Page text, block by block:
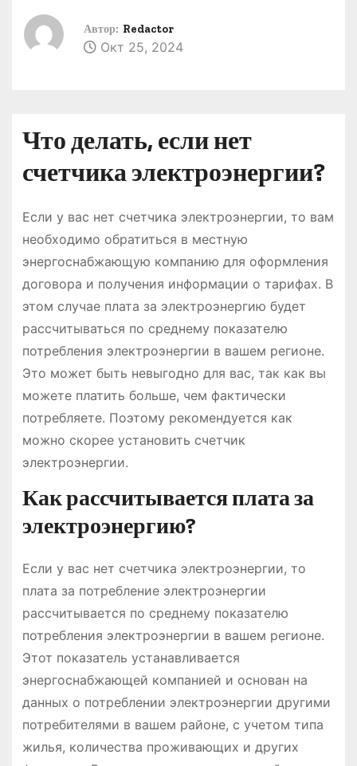
Автор: Redactor
Окт 25, 2024
Что делать, если нет
счетчика электроэнергии?
Если у вас нет счетчика электроэнергии, то вам
необходимо обратиться в местную
энергоснабжающую компанию для оформления
договора и получения информации о тарифах. В
этом случае плата за электроэнергию будет
рассчитываться по среднему показателю
потребления электроэнергии в вашем регионе.
Это может быть невыгодно для вас, так как вы
можете платить больше, чем фактически
потребляете. Поэтому рекомендуется как
можно скорее установить счетчик
электроэнергии.
Как рассчитывается плата за
электроэнергию?
Если у вас нет счетчика электроэнергии, то
плата за потребление электроэнергии
рассчитывается по среднему показателю
потребления электроэнергии в вашем регионе.
Этот показатель устанавливается
энергоснабжающей компанией и основан на
данных о потреблении электроэнергии другими
потребителями в вашем районе, с учетом типа
жилья, количества проживающих и других